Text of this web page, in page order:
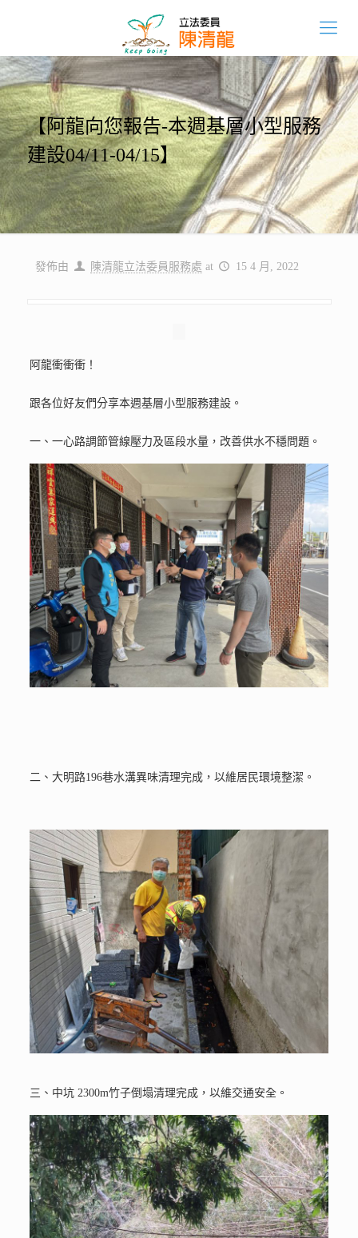
【阿龍向您報告-本週基層小型服務
建設04/11-04/15】
發佈由 陳清龍立法委員服務處 at 15 4 月, 2022
阿龍衝衝衝！
跟各位好友們分享本週基層小型服務建設。
一、一心路調節管線壓力及區段水量，改善供水不穩問題。
二、大明路196巷水溝異味清理完成，以維居民環境整潔。
三、中坑 2300m竹子倒塌清理完成，以維交通安全。